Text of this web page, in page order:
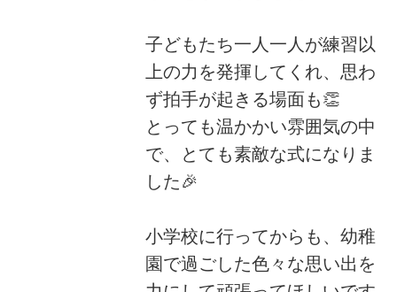
子どもたち一人一人が練習以
上の力を発揮してくれ、思わ
ず拍手が起きる場面も👏
とっても温かかい雰囲気の中
で、とても素敵な式になりま
した🎉
小学校に行ってからも、幼稚
園で過ごした色々な思い出を